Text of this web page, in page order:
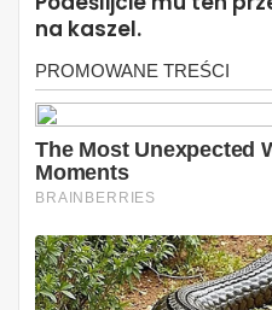
na kaszel.